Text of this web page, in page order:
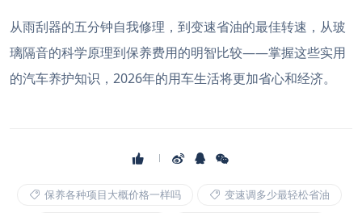
从雨刮器的五分钟自我修理，到变速省油的最佳转速，从玻
璃隔音的科学原理到保养费用的明智比较——掌握这些实用
的汽车养护知识，2026年的用车生活将更加省心和经济。
保养各种项目大概价格一样吗
变速调多少最轻松省油